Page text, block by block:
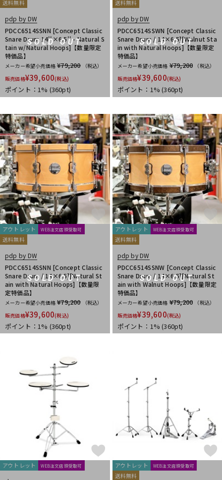
SOLD OUT
送料無料
pdp by DW
PDCC6514SSNN [Concept Classic
Snare Drum 14''×6.5'' - Natural S
tain w/Natural Hoops]【数量限定
特価品】
メーカー希望小売価格 ¥79,200
（税込）
販売価格¥39,600(税込)
ポイント：1% (360pt)
SOLD OUT
送料無料
pdp by DW
PDCC6514SSWN [Concept Classic
Snare Drum / 14×6.5][Walnut Sta
in with Natural Hoops]【数量限定
特価品】
メーカー希望小売価格 ¥79,200
（税込）
販売価格¥39,600(税込)
ポイント：1%(360pt)
SOLD OUT
アウトレット WEB注文店頭受取可
送料無料
pdp by DW
PDCC6514SSNN [Concept Classic
Snare Drum / 14×6.5][Natural St
ain with Natural Hoops]【数量限
定特価品】
メーカー希望小売価格 ¥79,200
（税込）
販売価格¥39,600(税込)
ポイント：1% (360pt)
SOLD OUT
アウトレット WEB注文店頭受取可
送料無料
pdp by DW
PDCC6514SSNW [Concept Classic
Snare Drum / 14×6.5][Natural St
ain with Walnut Hoops]【数量限定
特価品】
メーカー希望小売価格 ¥79,200
（税込）
販売価格¥39,600(税込)
ポイント：1%(360pt)
アウトレット WEB注文店頭受取可 アウトレット WEB注文店頭受取可
送料無料